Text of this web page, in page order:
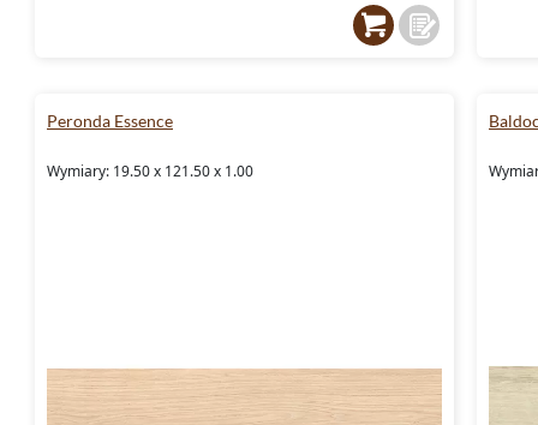
Peronda Essence
Wymiary: 19.50 x 121.50 x 1.00